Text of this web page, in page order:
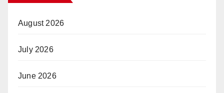
August 2026
July 2026
June 2026